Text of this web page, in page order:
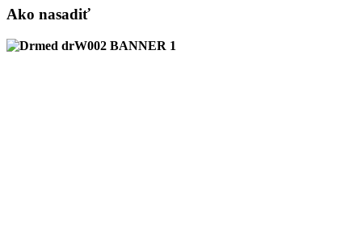
Ako nasadiť